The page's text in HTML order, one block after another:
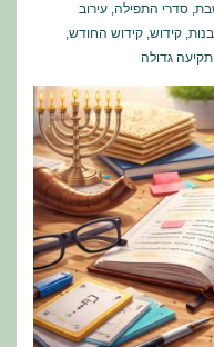
, סדרי התפילה, עירוב
, קידוש, קידוש החודש,
תקיעה גדולה